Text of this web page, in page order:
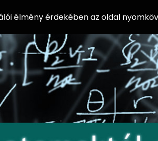
élmény érdekében az oldal